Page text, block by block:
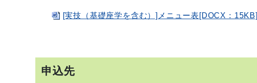
[実技（基礎座学を含む）]メニュー表[DOCX：15KB]
申込先